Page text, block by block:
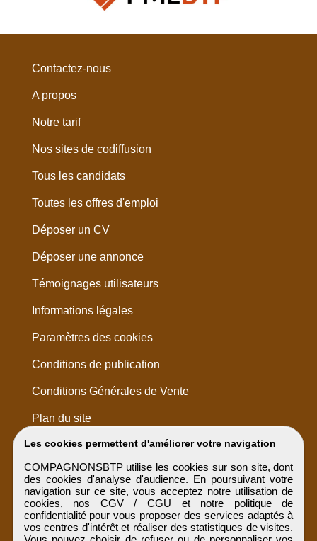
Les cookies permettent d'améliorer votre navigation
COMPAGNONSBTP utilise les cookies sur son site, dont
des cookies d'analyse d'audience. En poursuivant votre
navigation sur ce site, vous acceptez notre utilisation de
cookies, nos CGV / CGU et notre politique de
confidentialitépour vous proposer des services adaptés à
vos centres d'intérêt et réaliser des statistiques de visites.
Contactez-nous
A propos
Notre tarif
Nos sites de codiffusion
Tous les candidats
Toutes les offres d'emploi
Déposer un CV
Déposer une annonce
Témoignages utilisateurs
Informations légales
Paramètres des cookies
Conditions de publication
Conditions Générales de Vente
Plan du site